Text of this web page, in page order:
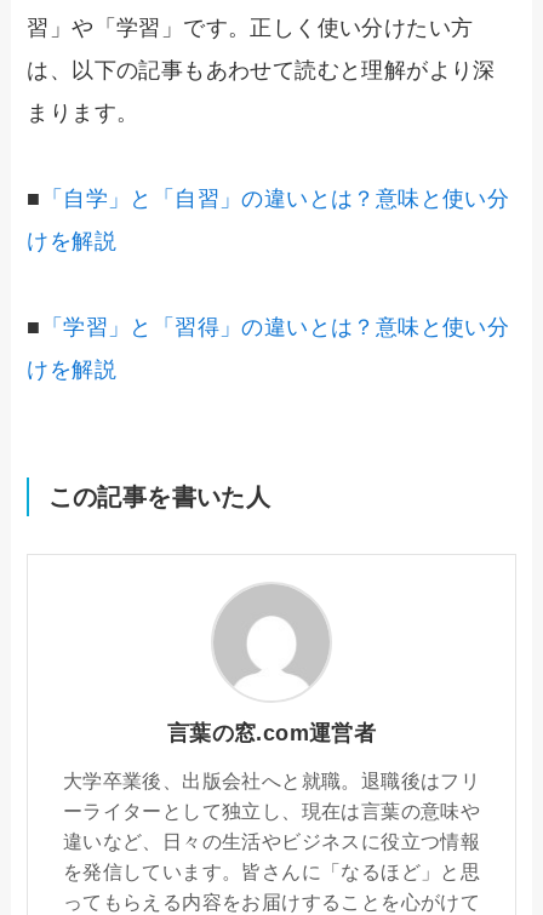
習」や「学習」です。正しく使い分けたい方
は、以下の記事もあわせて読むと理解がより深
まります。
■ 「自学」と「自習」の違いとは？意味と使い分
けを解説
■ 「学習」と「習得」の違いとは？意味と使い分
けを解説
この記事を書いた人
言葉の窓.com運営者
大学卒業後、出版会社へと就職。退職後はフリ
ーライターとして独立し、現在は言葉の意味や
違いなど、日々の生活やビジネスに役立つ情報
を発信しています。皆さんに「なるほど」と思
ってもらえる内容をお届けすることを心がけて